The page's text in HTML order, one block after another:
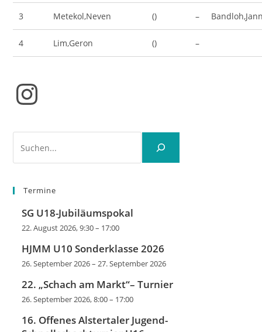
3 Metekol,Neven () –
4 Lim,Geron () –
Instagram
Termine
SG U18-Jubiläumspokal
22. August 2026, 9:30– 17:00
HJMM U10 Sonderklasse 2026
26. September 2026–27. September 2026
22. „Schach am Markt“– Turnier
26. September 2026, 8:00– 17:00
16. Offenes Alstertaler Jugend-